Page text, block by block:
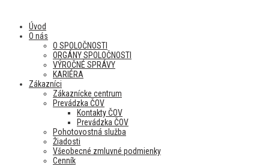
Úvod
O nás
O SPOLOČNOSTI
ORGÁNY SPOLOČNOSTI
VÝROČNÉ SPRÁVY
KARIÉRA
Zákazníci
Zákaznícke centrum
Prevádzka ČOV
Kontakty ČOV
Prevádzka ČOV
Pohotovostná služba
Žiadosti
Všeobecné zmluvné podmienky
Cenník